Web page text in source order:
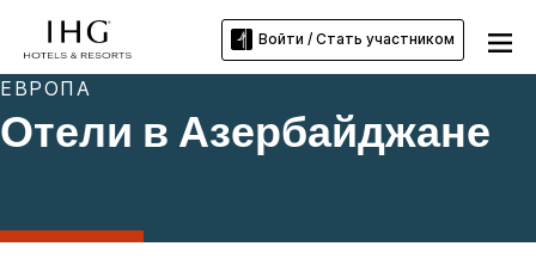
Войти / Стать участником
ЕВРОПА
Отели в Азербайджане